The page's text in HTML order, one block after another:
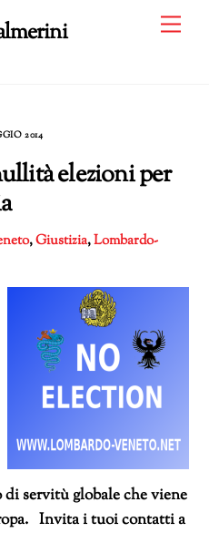
2014
elezioni per
,Giustizia,Lombardo-
servitù globale che viene
Invita i tuoi contatti a